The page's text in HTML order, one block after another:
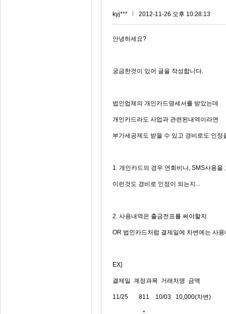
kyj*** 2012-11-26 오후 10:28:13
안녕하세요?
궁금한것이 있어 글을 작성합니다.
법인업체의 개인카드명세서를 받았는데
개인카드라도 사업과 관련된내역이라면
부가세공제도 받을 수 있고 경비로도 인정
1. 개인카드의 경우 연회비나, SMS사용
이런것도 경비로 인정이 되는지...
2. 사용내역은 출금전표를 써야할지
OR 법인카드처럼 결제일에 차변에는 사
EX]
결제일 계정과목 거래처명 금액
11/25 811 10/03 10,000(차변)